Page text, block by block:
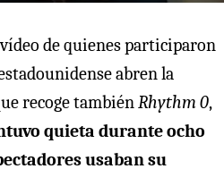
de quienes participaron
abren la
recoge también Rhythm 0,
quieta durante ocho
usaban su